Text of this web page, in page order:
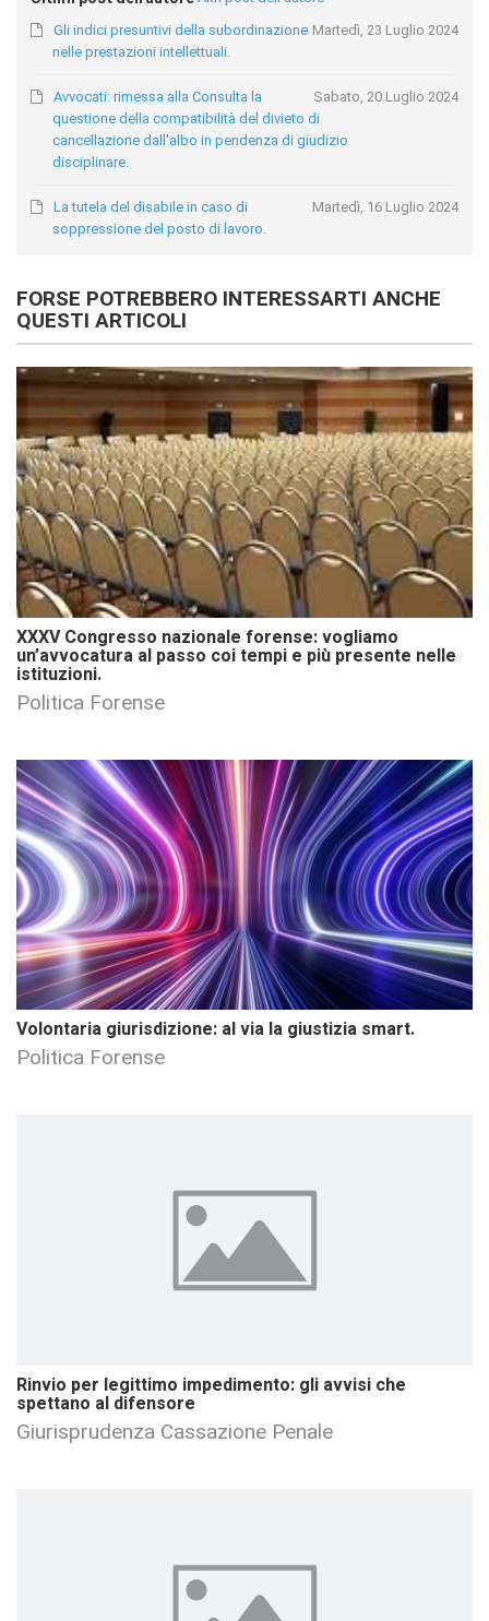
Martedì, 23 Luglio 2024
Gli indici presuntivi della subordinazione
nelle prestazioni intellettuali.
Sabato, 20 Luglio 2024
Avvocati: rimessa alla Consulta la
questione della compatibilità del divieto di
cancellazione dall'albo in pendenza di giudizio
disciplinare.
Martedì, 16 Luglio 2024
La tutela del disabile in caso di
soppressione del posto di lavoro.
FORSE POTREBBERO INTERESSARTI ANCHE
QUESTI ARTICOLI
XXXV Congresso nazionale forense: vogliamo
un’avvocatura al passo coi tempi e più presente nelle
istituzioni.
Politica Forense
Volontaria giurisdizione: al via la giustizia smart.
Politica Forense
Rinvio per legittimo impedimento: gli avvisi che
spettano al difensore
Giurisprudenza Cassazione Penale